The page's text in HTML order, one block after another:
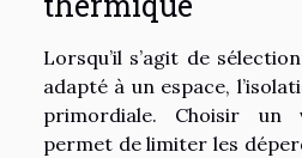
Lorsqu’il s’agit de
adapté à un espace,
primordiale. Choisir un
permet de limiter les